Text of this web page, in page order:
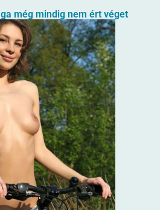
még mindig nem ért véget